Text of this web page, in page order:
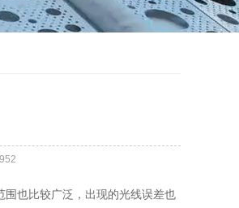
也比较广泛，出现的光线误差也